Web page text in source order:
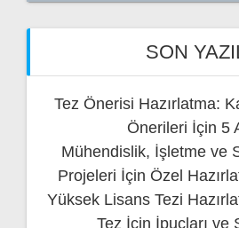
SON
Tez Önerisi Hazırlatma:
Önerileri İçin 5
Mühendislik, İşletme ve
Projeleri İçin Özel
Yüksek Lisans Tezi
Tez İçin İpuçları ve